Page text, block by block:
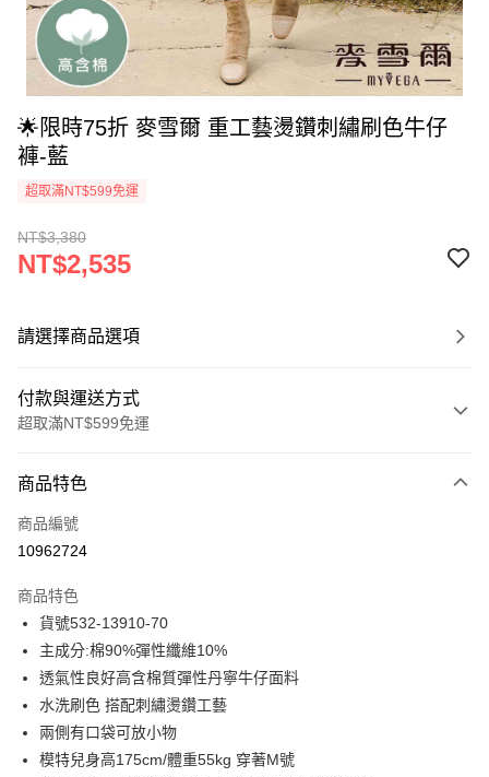
🌟限時75折 麥雪爾 重工藝燙鑽刺繡刷色牛仔
褲-藍
超取滿NT$599免運
NT$3,380
NT$2,535
請選擇商品選項
付款與運送方式
超取滿NT$599免運
信用卡一次付款
信用卡分期付款
合作金庫商業銀行
華南商業銀行
上海商業儲蓄銀行
國泰世華商業銀行
兆豐國際商業銀行
臺灣中小企業銀行
匯豐（台灣）商業銀行
聯邦商業銀行
元大商業銀行
永豐商業銀行
超商取貨付款
LINE Pay
Apple Pay
街口支付
商品特色
商品編號
10962724
商品特色
貨號532-13910-70
主成分:棉90%彈性纖維10%
透氣性良好高含棉質彈性丹寧牛仔面料
水洗刷色 搭配刺繡燙鑽工藝
兩側有口袋可放小物
模特兒身高175cm/體重55kg 穿著M號